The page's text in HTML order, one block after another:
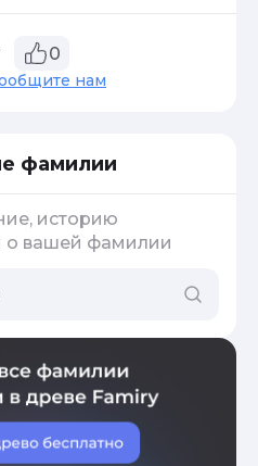
0
нам
фамилии
историю
о вашей фамилии